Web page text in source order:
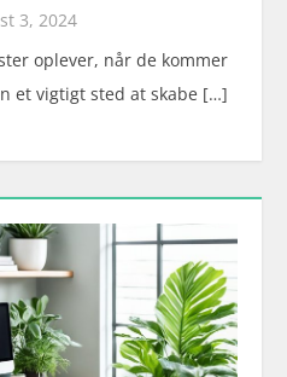
3, 2024
oplever, når de kommer
et vigtigt sted at skabe […]